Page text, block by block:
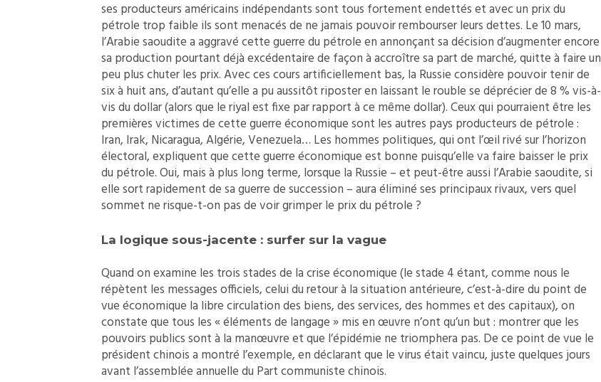
ses producteurs américains indépendants sont tous fortement endettés et avec un prix du
pétrole trop faible ils sont menacés de ne jamais pouvoir rembourser leurs dettes. Le 10 mars,
l’Arabie saoudite a aggravé cette guerre du pétrole en annonçant sa décision d’augmenter encore
sa production pourtant déjà excédentaire de façon à accroître sa part de marché, quitte à faire un
peu plus chuter les prix. Avec ces cours artificiellement bas, la Russie considère pouvoir tenir de
six à huit ans, d’autant qu’elle a pu aussitôt riposter en laissant le rouble se déprécier de 8 % vis-à-
vis du dollar (alors que le riyal est fixe par rapport à ce même dollar). Ceux qui pourraient être les
premières victimes de cette guerre économique sont les autres pays producteurs de pétrole :
Iran, Irak, Nicaragua, Algérie, Venezuela… Les hommes politiques, qui ont l’œil rivé sur l’horizon
électoral, expliquent que cette guerre économique est bonne puisqu’elle va faire baisser le prix
du pétrole. Oui, mais à plus long terme, lorsque la Russie – et peut-être aussi l’Arabie saoudite, si
elle sort rapidement de sa guerre de succession – aura éliminé ses principaux rivaux, vers quel
sommet ne risque-t-on pas de voir grimper le prix du pétrole ?
La logique sous-jacente : surfer sur la vague
Quand on examine les trois stades de la crise économique (le stade 4 étant, comme nous le
répètent les messages officiels, celui du retour à la situation antérieure, c’est-à-dire du point de
vue économique la libre circulation des biens, des services, des hommes et des capitaux), on
constate que tous les « éléments de langage » mis en œuvre n’ont qu’un but : montrer que les
pouvoirs publics sont à la manœuvre et que l’épidémie ne triomphera pas. De ce point de vue le
président chinois a montré l’exemple, en déclarant que le virus était vaincu, juste quelques jours
avant l’assemblée annuelle du Part communiste chinois.